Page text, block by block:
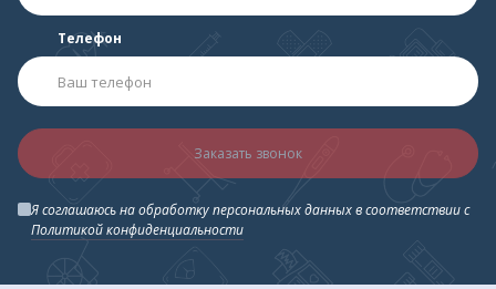
Телефон
Заказать звонок
Я соглашаюсь на обработку персональных данных в соответствии с
Политикой конфиденциальности